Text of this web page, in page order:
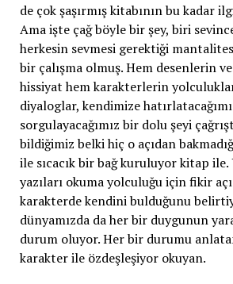
de çok şaşırmış kitabının bu kadar
Ama işte çağ böyle bir şey, biri
herkesin sevmesi gerektiği
bir çalışma olmuş. Hem desenlerin
hissiyat hem karakterlerin
diyaloglar, kendimize
sorgulayacağımız bir dolu şeyi
bildiğimiz belki hiç o açıdan
ile sıcacık bir bağ kuruluyor kitap ile.
yazıları okuma yolculuğu için fikir
karakterde kendini bulduğunu
dünyamızda da her bir duygunun
durum oluyor. Her bir durumu
karakter ile özdeşleşiyor okuyan.